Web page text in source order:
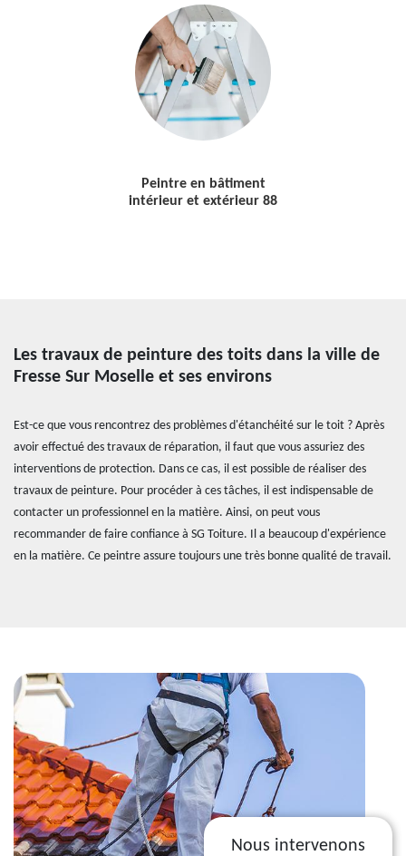
Peintre en bâtiment
intérieur et extérieur 88
Les travaux de peinture des toits dans la ville de
Fresse Sur Moselle et ses environs
Est-ce que vous rencontrez des problèmes d'étanchéité sur le toit ? Après
avoir effectué des travaux de réparation, il faut que vous assuriez des
interventions de protection. Dans ce cas, il est possible de réaliser des
travaux de peinture. Pour procéder à ces tâches, il est indispensable de
contacter un professionnel en la matière. Ainsi, on peut vous
recommander de faire confiance à SG Toiture. Il a beaucoup d'expérience
en la matière. Ce peintre assure toujours une très bonne qualité de travail.
Nous intervenons